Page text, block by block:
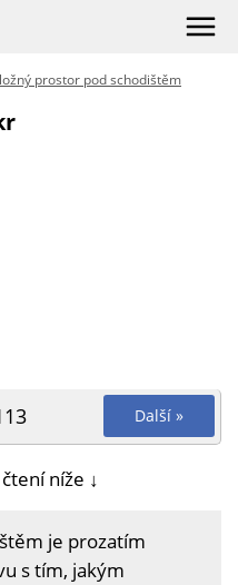
prostor pod schodištěm
Další »
níže ↓
je prozatím
s tím, jakým